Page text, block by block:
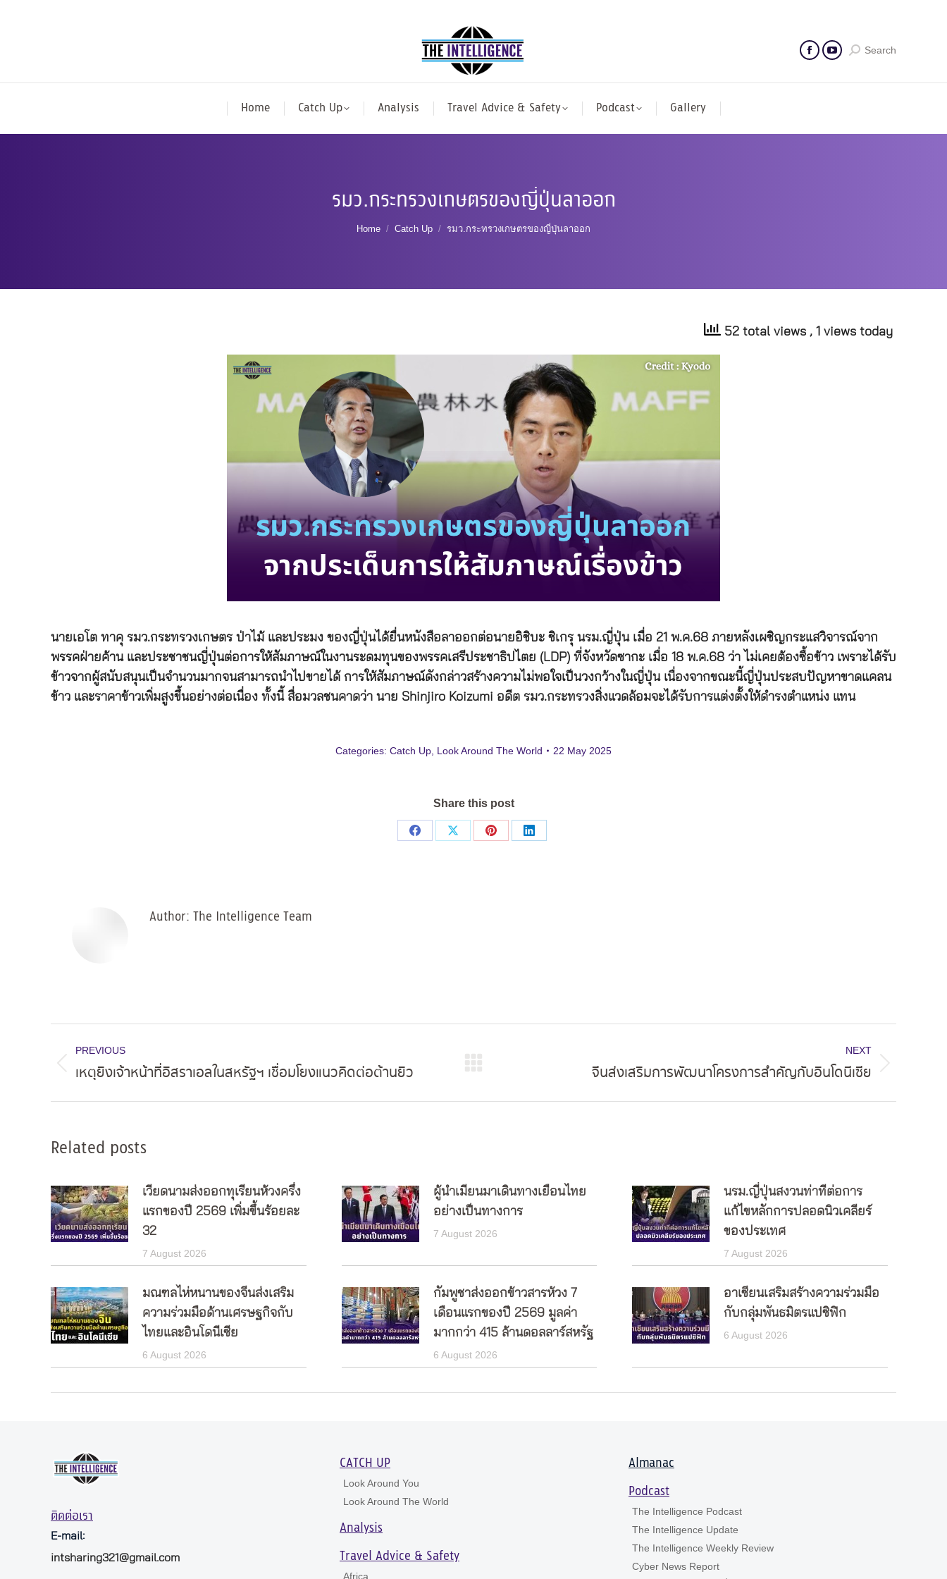
Search
Home Catch Up Analysis Travel Advice & Safety Podcast Gallery
รมว.กระทรวงเกษตรของญี่ปุ่นลาออก
You are here:
Home Catch Up รมว.กระทรวงเกษตรของญี่ปุ่นลาออก
52 total views , 1 views today
นายเอโต ทาคุ รมว.กระทรวงเกษตร ป่าไม้ และประมง ของญี่ปุ่นได้ยื่นหนังสือลาออกต่อนายอิชิบะ ชิเกรุ นรม.ญี่ปุ่น เมื่อ 21 พ.ค.68 ภายหลังเผชิญกระแสวิจารณ์จาก
พรรคฝ่ายค้าน และประชาชนญี่ปุ่นต่อการให้สัมภาษณ์ในงานระดมทุนของพรรคเสรีประชาธิปไตย (LDP) ที่จังหวัดซากะ เมื่อ 18 พ.ค.68 ว่า ไม่เคยต้องซื้อข้าว เพราะได้รับ
ข้าวจากผู้สนับสนุนเป็นจำนวนมากจนสามารถนำไปขายได้ การให้สัมภาษณ์ดังกล่าวสร้างความไม่พอใจเป็นวงกว้างในญี่ปุ่น เนื่องจากขณะนี้ญี่ปุ่นประสบปัญหาขาดแคลน
ข้าว และราคาข้าวเพิ่มสูงขึ้นอย่างต่อเนื่อง ทั้งนี้ สื่อมวลชนคาดว่า นาย Shinjiro Koizumi อดีต รมว.กระทรวงสิ่งแวดล้อมจะได้รับการแต่งตั้งให้ดำรงตำแหน่ง แทน
Categories: Catch Up Look Around The World 22 May 2025
Share this post
Share
Share
Share
Share
Author: The Intelligence Team
navigation
PREVIOUS
Previous
เหตุยิงเจ้าหน้าที่อิสราเอลในสหรัฐฯ เชื่อมโยงแนวคิดต่อต้านยิว
NEXT
จีนส่งเสริมการพัฒนาโครงการสำคัญกับอินโดนีเซีย
Related posts
เวียดนามส่งออกทุเรียนห้วงครึ่ง
แรกของปี 2569 เพิ่มขึ้นร้อยละ
32
7 August 2026
ผู้นำเมียนมาเดินทางเยือนไทย
อย่างเป็นทางการ
7 August 2026
นรม.ญี่ปุ่นสงวนท่าทีต่อการ
แก้ไขหลักการปลอดนิวเคลียร์
ของประเทศ
7 August 2026
มณฑลไห่หนานของจีนส่งเสริม
ความร่วมมือด้านเศรษฐกิจกับ
ไทยและอินโดนีเซีย
6 August 2026
กัมพูชาส่งออกข้าวสารห้วง 7
เดือนแรกของปี 2569 มูลค่า
มากกว่า 415 ล้านดอลลาร์สหรัฐ
6 August 2026
อาเซียนเสริมสร้างความร่วมมือ
กับกลุ่มพันธมิตรแปซิฟิก
6 August 2026
ติดต่อเรา
E-mail:
intsharing321@gmail.com
CATCH UP
Look Around You
Look Around The World
Analysis
Travel Advice & Safety
Africa
Almanac
Podcast
The Intelligence Podcast
The Intelligence Update
The Intelligence Weekly Review
Cyber News Report